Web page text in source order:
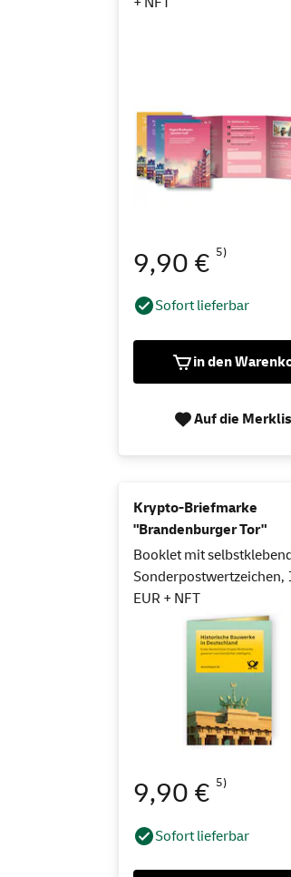
9,90 € 5)
Sofort lieferbar
in den
Auf die
Krypto-Briefmarke
"Brandenburger Tor"
Booklet mit
Sonderpostwertzeichen,
EUR + NFT
9,90 € 5)
Sofort lieferbar